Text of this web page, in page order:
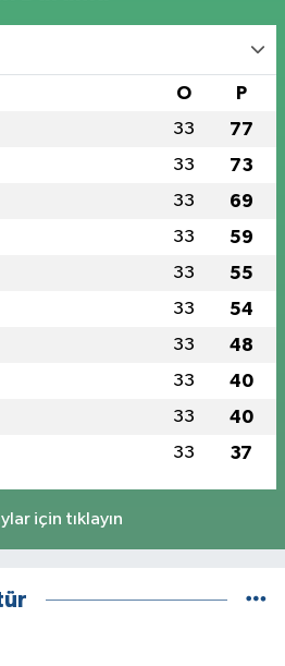
O P
33 77
33 73
33 69
33 59
33 55
33 54
33 48
33 40
33 40
33 37
için tıklayın